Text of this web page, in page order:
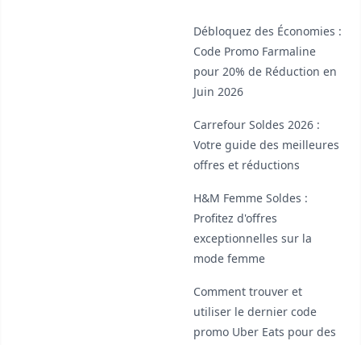
Débloquez des Économies :
Code Promo Farmaline
pour 20% de Réduction en
Juin 2026
Carrefour Soldes 2026 :
Votre guide des meilleures
offres et réductions
H&M Femme Soldes :
Profitez d'offres
exceptionnelles sur la
mode femme
Comment trouver et
utiliser le dernier code
promo Uber Eats pour des